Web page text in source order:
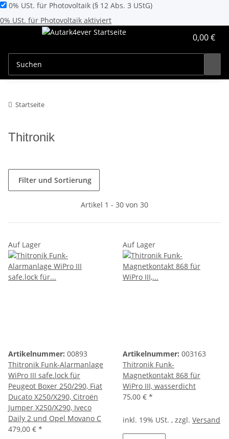
0% USt. für Photovoltaik (§ 12 Abs. 3 UStG)
0% USt. für Photovoltaik aktiviert
0,00 €
Startseite
Thitronik
Filter und Sortierung
Artikel 1 - 30 von 30
Auf Lager
Artikelnummer: 00893
Thitronik Funk-Alarmanlage
WiPro III safe.lock für
Peugeot Boxer 250/290, Fiat
Ducato X250/X290, Citroën
Jumper X250/X290, Iveco
Daily 2 und Opel Movano C
479,00 € *
Auf Lager
Artikelnummer: 003163
Thitronik Funk-
Magnetkontakt 868 für
WiPro III, wasserdicht
75,00 € *
inkl. 19% USt. , zzgl. Versand